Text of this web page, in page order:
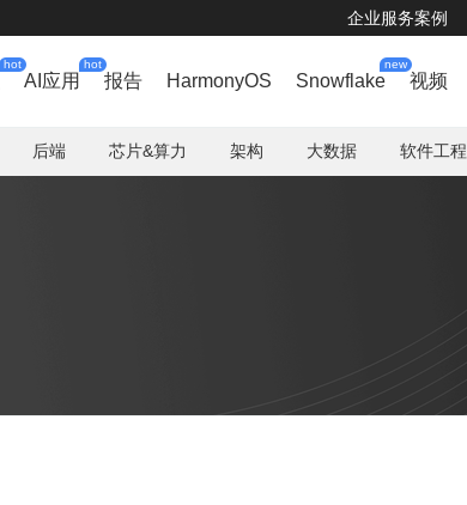
企业服务案例
hot
AI应用
hot
报告 HarmonyOS Snowflake
new
视频
后端 芯片&算力 架构 大数据 软件工程